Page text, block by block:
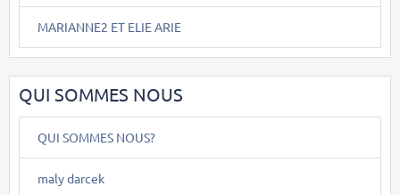
MARIANNE2 ET ELIE ARIE
QUI SOMMES NOUS
QUI SOMMES NOUS?
maly darcek